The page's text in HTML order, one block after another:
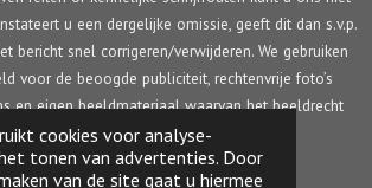
cookies voor analyse-
tonen van advertenties. Door
van de site gaat u hiermee
u een dergelijke omissie, geeft dit dan s.v.p.
bericht snel corrigeren/verwijderen. We gebruiken
voor de beoogde publiciteit, rechtenvrije foto’s
en eigen beeldmateriaal waarvan het beeldrecht